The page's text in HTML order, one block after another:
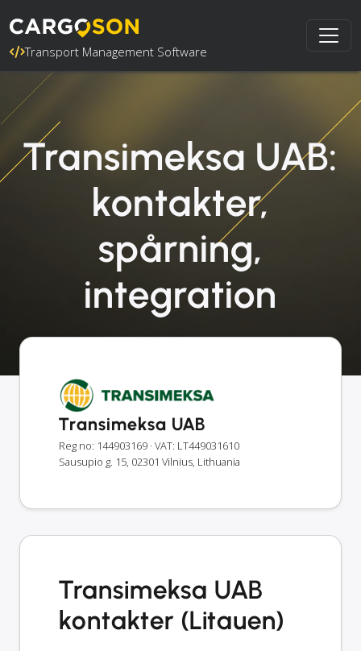
Transport Management Software
Transimeksa UAB:
kontakter,
spårning,
integration
Transimeksa UAB
Reg no: 144903169 · VAT: LT449031610
Sausupio g. 15, 02301 Vilnius, Lithuania
Transimeksa UAB
kontakter (Litauen)